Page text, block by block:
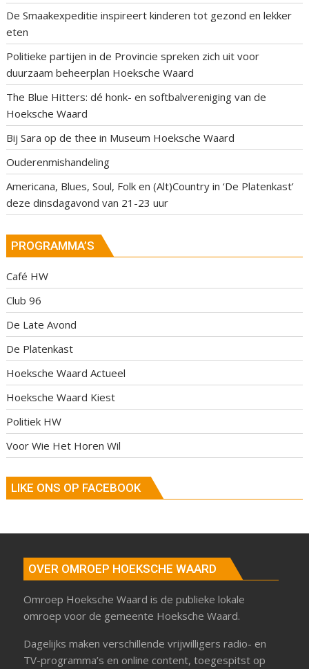
De Smaakexpeditie inspireert kinderen tot gezond en lekker
eten
Politieke partijen in de Provincie spreken zich uit voor
duurzaam beheerplan Hoeksche Waard
The Blue Hitters: dé honk- en softbalvereniging van de
Hoeksche Waard
Bij Sara op de thee in Museum Hoeksche Waard
Ouderenmishandeling
Americana, Blues, Soul, Folk en (Alt)Country in ‘De Platenkast’
deze dinsdagavond van 21-23 uur
PROGRAMMA’S
Café HW
Club 96
De Late Avond
De Platenkast
Hoeksche Waard Actueel
Hoeksche Waard Kiest
Politiek HW
Voor Wie Het Horen Wil
LIKE ONS OP FACEBOOK
OVER OMROEP HOEKSCHE WAARD
Omroep Hoeksche Waard is de publieke lokale
omroep voor de gemeente Hoeksche Waard.
Dagelijks maken verschillende vrijwilligers radio- en
TV-programma’s en online content, toegespitst op